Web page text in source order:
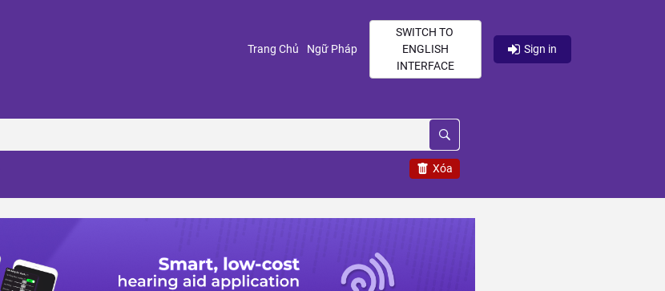
Trang Chủ (current)
Ngữ Pháp(current)
SWITCH TO
ENGLISH
INTERFACE
Sign in
Xóa